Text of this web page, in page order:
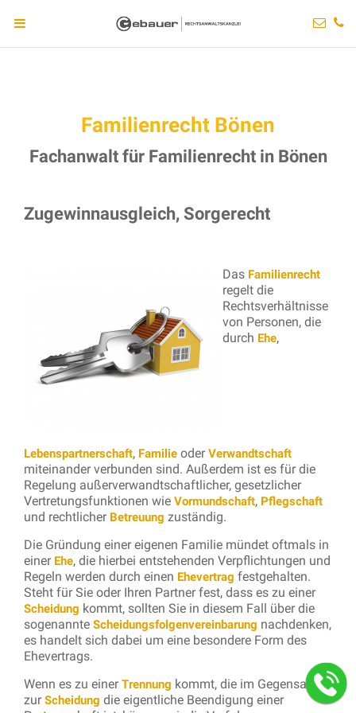
Familienrecht Bönen
Fachanwalt für Familienrecht in Bönen
Zugewinnausgleich, Sorgerecht
Das Familienrecht
regelt die
Rechtsverhältnisse
von Personen, die
durch Ehe,
Lebenspartnerschaft, Familie oderVerwandtschaft
miteinander verbunden sind. Außerdem ist es für die
Regelung außerverwandtschaftlicher, gesetzlicher
Vertretungsfunktionen wie Vormundschaft, Pflegschaft
und rechtlicher Betreuung zuständig.
Die Gründung einer eigenen Familie mündet oftmals in
einer Ehe, die hierbei entstehenden Verpflichtungen und
Regeln werden durch einen Ehevertrag festgehalten.
Steht für Sie oder Ihren Partner fest, dass es zu einer
Scheidung kommt, sollten Sie in diesem Fall über die
sogenannte Scheidungsfolgenvereinbarung nachdenken,
es handelt sich dabei um eine besondere Form des
Ehevertrags.
Wenn es zu einerTrennung kommt, die im Gegensatz
zurScheidung die eigentliche Beendigung einer